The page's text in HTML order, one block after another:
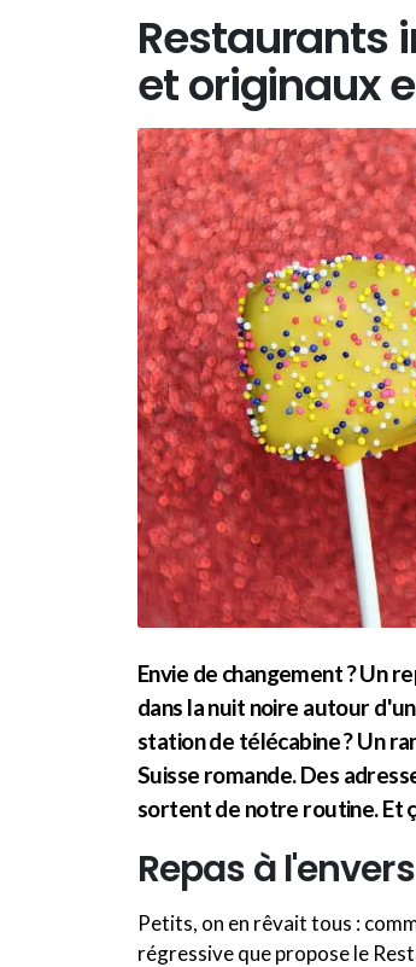
Restaurants
et originaux
Envie de changement ? Un
dans la nuit noire autour
station de télécabine ? Un
Suisse romande. Des
sortent de notre routine. Et
Repas à l'envers
Petits, on en rêvait tous :
régressive que propose le